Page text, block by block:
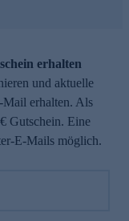
erhalten
und aktuelle
Mail erhalten. Als
Gutschein. Eine
E-Mails möglich.